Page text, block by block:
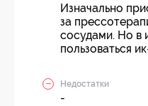
Изначально
за
сосудами. Но в
пользоваться
Недостатки
-